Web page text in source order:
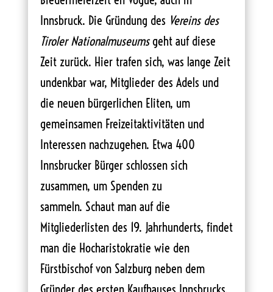
Innsbruck. Die Gründung des Vereins des
Tiroler Nationalmuseumsgeht auf diese
Zeit zurück. Hier trafen sich, was lange Zeit
undenkbar war, Mitglieder des Adels und
die neuen bürgerlichen Eliten, um
gemeinsamen Freizeitaktivitäten und
Interessen nachzugehen. Etwa 400
Innsbrucker Bürger schlossen sich
zusammen, um Spenden zu
sammeln. Schaut man auf die
Mitgliederlisten des 19. Jahrhunderts, findet
man die Hocharistokratie wie den
Fürstbischof von Salzburg neben dem